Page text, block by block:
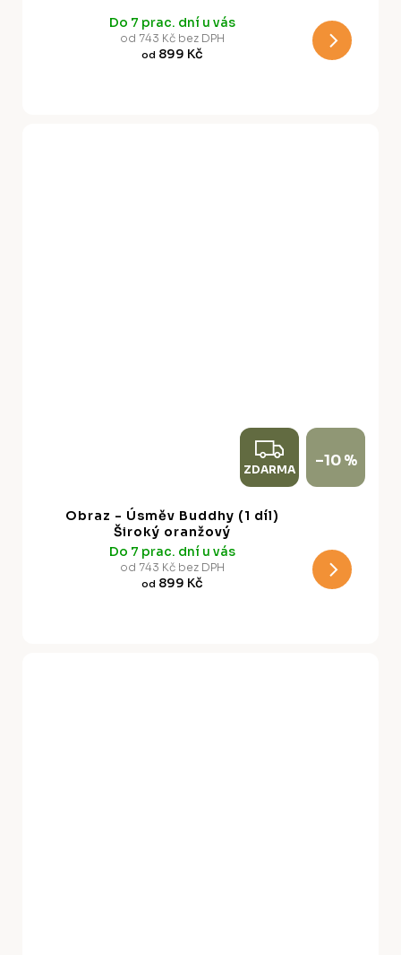
Do 7 prac. dní u vás
od 743 Kč bez DPH
od 899 Kč
Z
D
ZDARMA –10 %
Obraz - Úsměv Buddhy (1 díl)
Široký oranžový
Do 7 prac. dní u vás
od 743 Kč bez DPH
od 899 Kč